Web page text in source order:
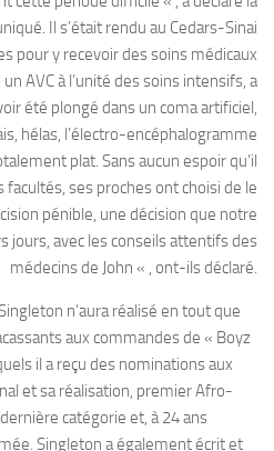
Il s’était rendu au Cedars-Sinai
pour y recevoir des soins médicaux
AVC à l’unité des soins intensifs, a
été plongé dans un coma artificiel,
hélas, l’électro-encéphalogramme
plat. Sans aucun espoir qu’il
ses proches ont choisi de le
pénible, une décision que notre
jours, avec les conseils attentifs des
médecins de John « , ont-ils déclaré.
n’aura réalisé en tout que
aux commandes de « Boyz
il a reçu des nominations aux
et sa réalisation, premier Afro-
catégorie et, à 24 ans
Singleton a également écrit et